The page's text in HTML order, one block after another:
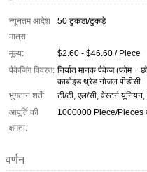
न्यूनतम आदेश
मात्रा:
50 टुकड़ा/टुकड़े
मूल्य:
$2.60 - $46.60 / Piece
पैकेजिंग विवरण: निर्यात मानक पैकेज (फोम +
कार्बाइड थ्रेड नोजल पीडीसी
भुगतान शर्तें:
टी/टी, एल/सी, वेस्टर्न यूनियन,
आपूर्ति की
क्षमता:
1000000 Piece/Pieces
वर्णन